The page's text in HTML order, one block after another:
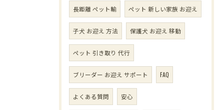
長距離 ペット輸 ペット 新しい家族 お迎え
子犬 お迎え 方法 保護犬 お迎え 移動
ペット 引き取り 代行
ブリーダー お迎え サポート FAQ
よくある質問 安心